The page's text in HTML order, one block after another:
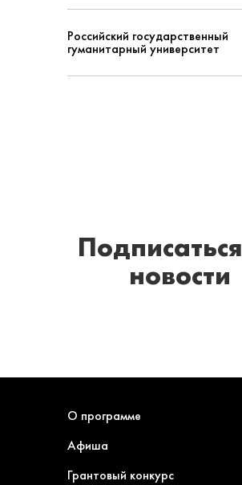
Российский государственный
гуманитарный университет
Подписаться
новости
О программе
Афиша
Грантовый конкурс